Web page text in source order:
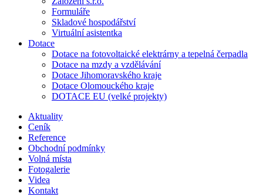
Formuláře
Skladové hospodářství
Virtuální asistentka
Dotace
Dotace na fotovoltaické elektrárny a tepelná čerpadla
Dotace na mzdy a vzdělávání
Dotace Jihomoravského kraje
Dotace Olomouckého kraje
DOTACE EU (velké projekty)
Aktuality
Ceník
Reference
Obchodní podmínky
Volná místa
Fotogalerie
Videa
Kontakt